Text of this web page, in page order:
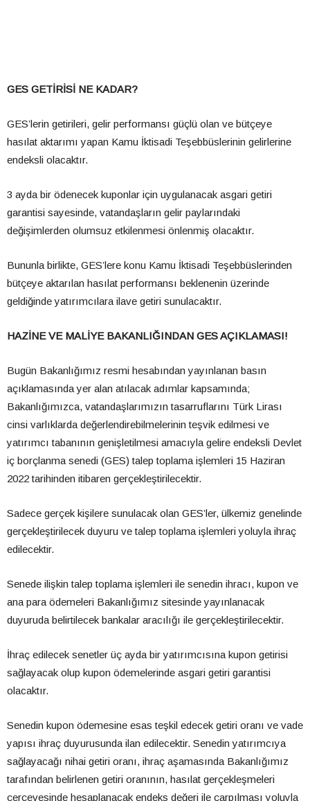
GES GETİRİSİ NE KADAR?
GES’lerin getirileri, gelir performansı güçlü olan ve bütçeye
hasılat aktarımı yapan Kamu İktisadi Teşebbüslerinin gelirlerine
endeksli olacaktır.
3 ayda bir ödenecek kuponlar için uygulanacak asgari getiri
garantisi sayesinde, vatandaşların gelir paylarındaki
değişimlerden olumsuz etkilenmesi önlenmiş olacaktır.
Bununla birlikte, GES’lere konu Kamu İktisadi Teşebbüslerinden
bütçeye aktarılan hasılat performansı beklenenin üzerinde
geldiğinde yatırımcılara ilave getiri sunulacaktır.
HAZİNE VE MALİYE BAKANLIĞINDAN GES AÇIKLAMASI!
Bugün Bakanlığımız resmi hesabından yayınlanan basın
açıklamasında yer alan atılacak adımlar kapsamında;
Bakanlığımızca, vatandaşlarımızın tasarruflarını Türk Lirası
cinsi varlıklarda değerlendirebilmelerinin teşvik edilmesi ve
yatırımcı tabanının genişletilmesi amacıyla gelire endeksli Devlet
iç borçlanma senedi (GES) talep toplama işlemleri 15 Haziran
2022 tarihinden itibaren gerçekleştirilecektir.
Sadece gerçek kişilere sunulacak olan GES’ler, ülkemiz genelinde
gerçekleştirilecek duyuru ve talep toplama işlemleri yoluyla ihraç
edilecektir.
Senede ilişkin talep toplama işlemleri ile senedin ihracı, kupon ve
ana para ödemeleri Bakanlığımız sitesinde yayınlanacak
duyuruda belirtilecek bankalar aracılığı ile gerçekleştirilecektir.
İhraç edilecek senetler üç ayda bir yatırımcısına kupon getirisi
sağlayacak olup kupon ödemelerinde asgari getiri garantisi
olacaktır.
Senedin kupon ödemesine esas teşkil edecek getiri oranı ve vade
yapısı ihraç duyurusunda ilan edilecektir. Senedin yatırımcıya
sağlayacağı nihai getiri oranı, ihraç aşamasında Bakanlığımız
tarafından belirlenen getiri oranının, hasılat gerçekleşmeleri
çerçevesinde hesaplanacak endeks değeri ile çarpılması yoluyla